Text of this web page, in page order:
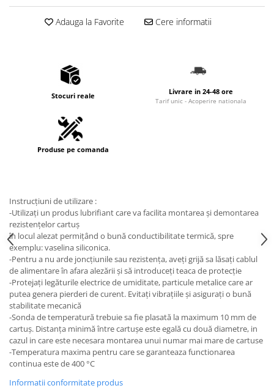
Adauga la Favorite Cere informatii
Stocuri reale Livrare in 24-48 ore
Tarif unic - Acoperire nationala
Produse pe comanda
Instrucţiuni de utilizare :
-Utilizaţi un produs lubrifiant care va facilita montarea şi demontarea
rezistenţelor cartuş
în locul alezat permiţând o bună conductibilitate termică, spre
exemplu: vaselina siliconica.
-Pentru a nu arde joncţiunile sau rezistenţa, aveţi grijă sa lăsaţi cablul
de alimentare în afara alezării şi să introduceţi teaca de protecţie
-Protejaţi legăturile electrice de umiditate, particule metalice care ar
putea genera pierderi de curent. Evitaţi vibraţiile şi asiguraţi o bună
stabilitate mecanică
-Sonda de temperatură trebuie sa fie plasată la maximum 10 mm de
cartuş. Distanţa minimă între cartuşe este egală cu două diametre, in
cazul in care este necesara montarea unui numar mai mare de cartuse
-Temperatura maxima pentru care se garanteaza functionarea
continua este de 400 °C
Informatii conformitate produs